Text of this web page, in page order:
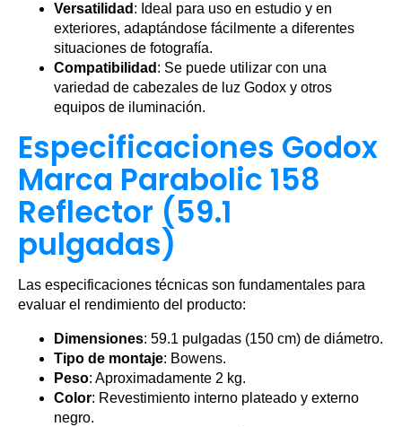
Versatilidad : Ideal para uso en estudio y en
exteriores, adaptándose fácilmente a diferentes
situaciones de fotografía.
Compatibilidad : Se puede utilizar con una
variedad de cabezales de luz Godox y otros
equipos de iluminación.
Especificaciones Godox
Marca Parabolic 158
Reflector (59.1
pulgadas)
Las especificaciones técnicas son fundamentales para
evaluar el rendimiento del producto:
Dimensiones: 59.1 pulgadas (150 cm) de diámetro.
Tipo de montaje: Bowens.
Peso: Aproximadamente 2 kg.
Color: Revestimiento interno plateado y externo
negro.